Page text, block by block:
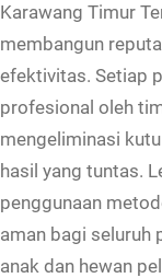
Karawang Timur
membangun
efektivitas. Setiap
profesional oleh
mengeliminasi
hasil yang tuntas.
penggunaan
aman bagi seluruh
anak dan hewan